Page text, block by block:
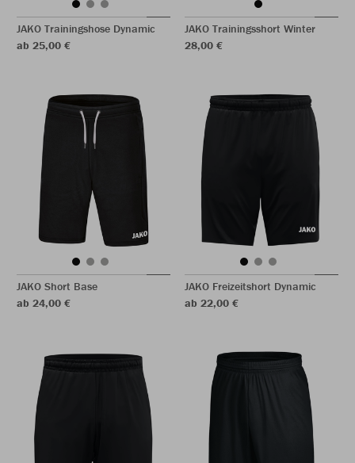
JAKO Trainingshose Dynamic
ab 25,00 €
JAKO Trainingsshort Winter
28,00 €
JAKO Short Base
ab 24,00 €
JAKO Freizeitshort Dynamic
ab 22,00 €